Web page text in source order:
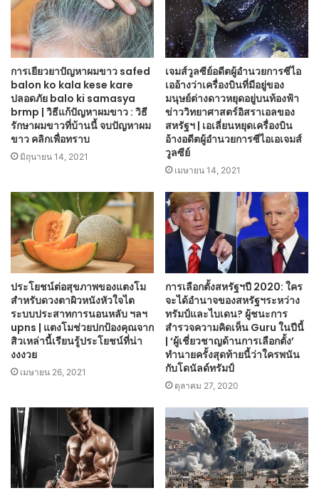
การเยียวยาปัญหาผมขาว safed
balon ko kala kese kare
ปลอดภัย balo ki samasya
brmp | วิธีแก้ปัญหาผมขาว : วิธี
รักษาผมขาวที่บ้านนี้ จบปัญหาผม
ขาว คลิกเพื่อทราบ
มิถุนายน 14, 2021
เจมส์วูลซีย์อดีตผู้อำนวยการซีไอ
เออ้างว่าเครื่องบินที่มีอยู่ของ
มนุษย์ต่างดาวหยุดอยู่บนท้องฟ้า
ข่าววิทยาศาสตร์อิสราเอลของ
สหรัฐฯ | เอเลี่ยนหยุดเครื่องบิน
อ้างอดีตผู้อำนวยการซีไอเอเจมส์
วูลซีย์
เมษายน 14, 2021
ประโยชน์ต่อสุขภาพของแตงโม
สำหรับดวงตาผิวหนังหัวใจไต
ระบบประสาทการนอนหลับ ฯลฯ
upns | แตงโมช่วยปกป้องคุณจาก
สิวเหล่านี้เรียนรู้ประโยชน์ที่น่า
งงงวย
เมษายน 26, 2021
การเลือกตั้งสหรัฐฯปี 2020: ใคร
จะได้อำนาจของสหรัฐฯระหว่าง
ทรัมป์และไบเดน? ผู้ชนะการ
สำรวจความคิดเห็น Guru ในปีนี้
| ‘ผู้เชี่ยวชาญด้านการเลือกตั้ง’
ทำนายครั้งสุดท้ายนี้ว่าใครพนัน
กับโดนัลด์ทรัมป์
ตุลาคม 27, 2020